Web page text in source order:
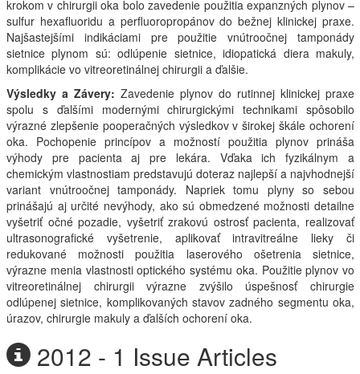
krokom v chirurgii oka bolo zavedenie použitia expanzných plynov –
sulfur hexafluoridu a perfluoropropánov do bežnej klinickej praxe.
Najšastejšími indikáciami pre použitie vnútroočnej tamponády
sietnice plynom sú: odlúpenie sietnice, idiopatická diera makuly,
komplikácie vo vitreoretinálnej chirurgii a ďalšie.
Výsledky a Závery: Zavedenie plynov do rutinnej klinickej praxe
spolu s ďalšími modernými chirurgickými technikami spôsobilo
výrazné zlepšenie pooperačných výsledkov v širokej škále ochorení
oka. Pochopenie princípov a možností použitia plynov prináša
výhody pre pacienta aj pre lekára. Vďaka ich fyzikálnym a
chemickým vlastnostiam predstavujú doteraz najlepší a najvhodnejší
variant vnútroočnej tamponády. Napriek tomu plyny so sebou
prinášajú aj určité nevýhody, ako sú obmedzené možnosti detailne
vyšetriť očné pozadie, vyšetriť zrakovú ostrosť pacienta, realizovať
ultrasonografické vyšetrenie, aplikovať intravitreálne lieky či
redukované možnosti použitia laserového ošetrenia sietnice,
výrazne menia vlastnosti optického systému oka. Použitie plynov vo
vitreoretinálnej chirurgii výrazne zvýšilo úspešnosť chirurgie
odlúpenej sietnice, komplikovaných stavov zadného segmentu oka,
úrazov, chirurgie makuly a ďalších ochorení oka.
2012 - 1 Issue Articles